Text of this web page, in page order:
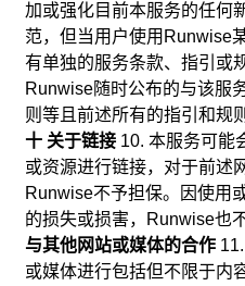
加或强化目前本服务的任何
范，但当用户使用Runwise
有单独的服务条款、指引或
Runwise随时公布的与该服
则等且前述所有的指引和规
十 关于链接 10. 本服务可能
或资源进行链接，对于前述
Runwise不予担保。因使用
的损失或损害，Runwise也
与其他网站或媒体的合作
或媒体进行包括但不限于内